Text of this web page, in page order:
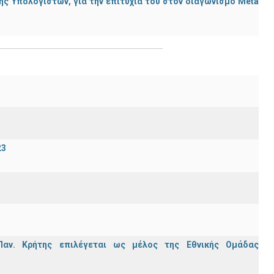
Κρήτης επιλέγεται ως μέλος της Εθνικής Ομάδας